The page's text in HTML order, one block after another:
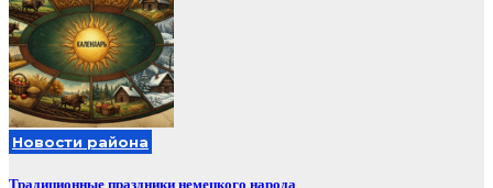
Новости района
Традиционные праздники немецкого народа